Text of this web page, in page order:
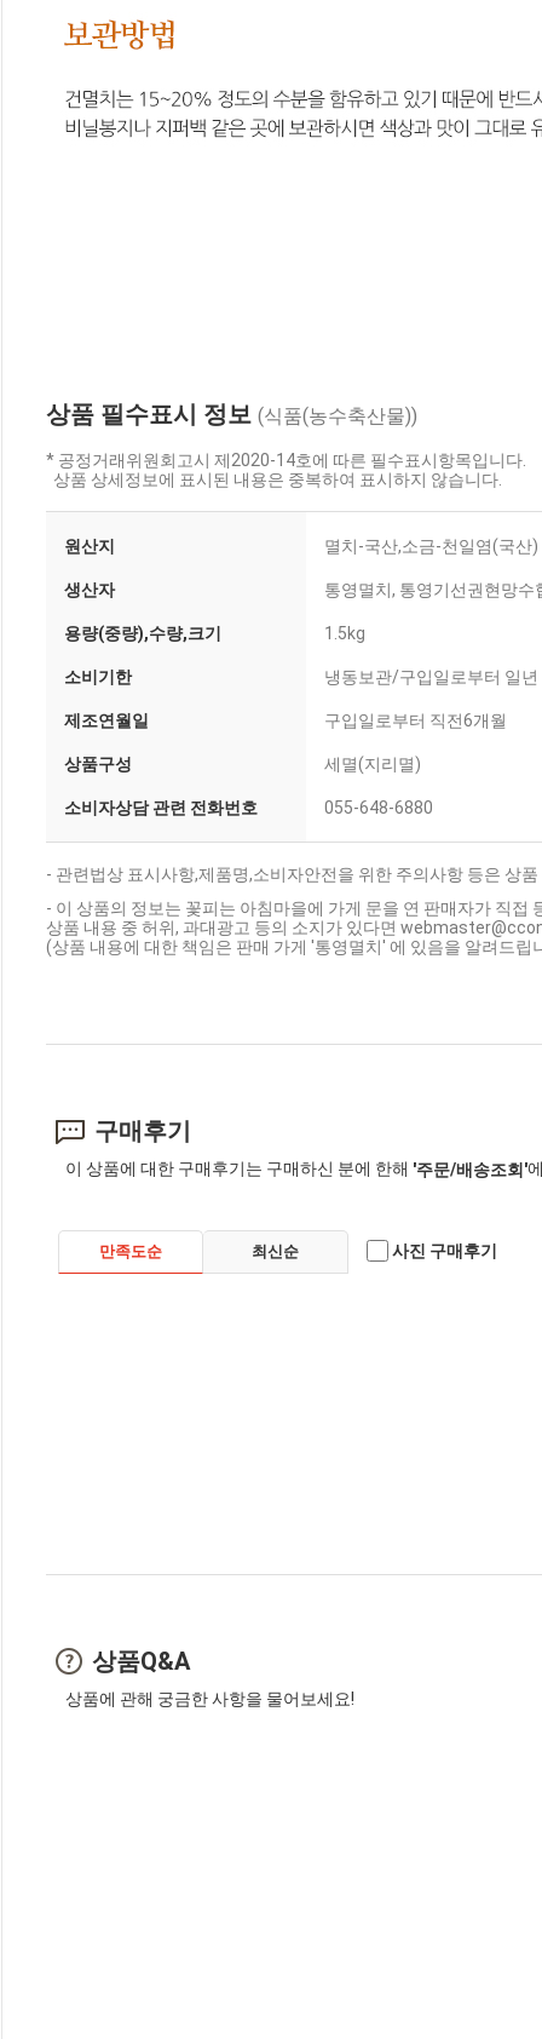
상품 필수표시 정보 (식품(농수축산물))
* 공정거래위원회고시 제2020-14호에 따른 필수표시항목입니다.
상품 상세정보에 표시된 내용은 중복하여 표시하지 않습니다.
원산지 멸치-국산,소금-천일염(국산)
생산자 통영멸치, 통영기선권현망수
용량(중량),수량,크기 1.5kg
소비기한 냉동보관/구입일로부터 일년
제조연월일 구입일로부터 직전6개월
상품구성 세멸(지리멸)
소비자상담 관련 전화번호 055-648-6880
- 관련법상 표시사항,제품명,소비자안전을 위한 주의사항 등은 상
- 이 상품의 정보는 꽃피는 아침마을에 가게 문을 연 판매자가 직접
상품 내용 중 허위, 과대광고 등의 소지가 있다면
(상품 내용에 대한 책임은 판매 가게 '통영멸치' 에 있음을 알려드립
구매후기
이 상품에 대한 구매후기는 구매하신 분에 한해 '주문/배송조회'
만족도순 최신순 사진 구매후기
상품Q&A
상품에 관해 궁금한 사항을 물어보세요!